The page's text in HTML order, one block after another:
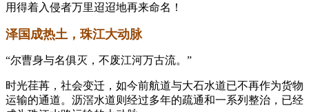
用得着入侵者万里迢迢地再来命名！
泽国成热土，珠江大动脉
“尔曹身与名俱灭，不废江河万古流。”
时光荏苒，社会变迁，如今前航道与大石水道已不再作为货物
运输的通道。沥滘水道则经过多年的疏通和一系列整治，已经